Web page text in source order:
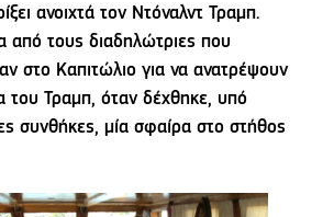
ανοιχτά τον Ντόναλντ Τραμπ.
από τους διαδηλώτριες που
στο Καπιτώλιο για να ανατρέψουν
του Τραμπ, όταν δέχθηκε, υπό
συνθήκες, μία σφαίρα στο στήθος